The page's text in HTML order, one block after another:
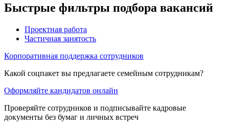
Быстрые фильтры подбора вакансий
Проектная работа
Частичная занятость
Корпоративная поддержка сотрудников
Какой соцпакет вы предлагаете семейным сотрудникам?
Оформляйте кандидатов онлайн
Проверяйте сотрудников и подписывайте кадровые
документы без бумаг и личных встреч